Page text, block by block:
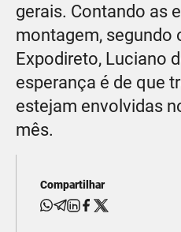
gerais. Contando as
montagem, segundo
Expodireto, Luciano
esperança é de que
estejam envolvidas
mês.
Compartilhar